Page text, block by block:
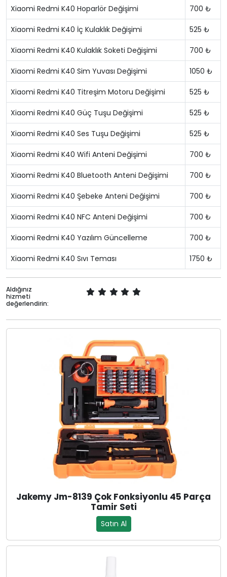
Xiaomi Redmi K40 Hoparlör Değişimi 700 ₺
Xiaomi Redmi K40 İç Kulaklık Değişimi 525 ₺
Xiaomi Redmi K40 Kulaklık Soketi Değişimi 700 ₺
Xiaomi Redmi K40 Sim Yuvası Değişimi 1050 ₺
Xiaomi Redmi K40 Titreşim Motoru Değişimi 525 ₺
Xiaomi Redmi K40 Güç Tuşu Değişimi 525 ₺
Xiaomi Redmi K40 Ses Tuşu Değişimi 525 ₺
Xiaomi Redmi K40 Wifi Anteni Değişimi 700 ₺
Xiaomi Redmi K40 Bluetooth Anteni Değişimi 700 ₺
Xiaomi Redmi K40 Şebeke Anteni Değişimi 700 ₺
Xiaomi Redmi K40 NFC Anteni Değişimi 700 ₺
Xiaomi Redmi K40 Yazılım Güncelleme 700 ₺
Xiaomi Redmi K40 Sıvı Teması 1750 ₺
Aldığınız
hizmeti
değerlendirin:
Jakemy Jm-8139 Çok Fonksiyonlu 45 Parça
Tamir Seti
Satın Al